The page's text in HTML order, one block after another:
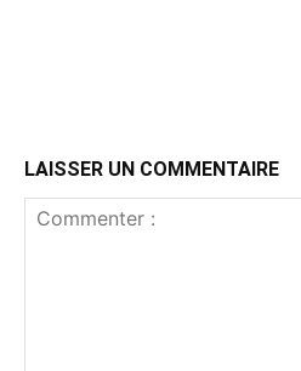
LAISSER UN COMMENTAIRE